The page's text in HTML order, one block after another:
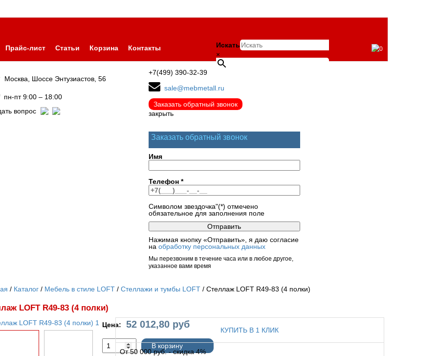
Прайс-лист Статьи Корзина Контакты
Искать
×
0
Москва, Шоссе Энтузиастов, 56
пн-пт 9:00 – 18:00
вопрос
+7(499) 390-32-39
sale@mebmetall.ru
Заказать обратный звонок
закрыть
Заказать обратный звонок
Имя
Телефон *
Символом звездочка"(*) отмечено
обязательное для заполнения поле
Нажимая кнопку «Отправить», я даю согласие
на обработку персональных данных
Мы перезвоним в течение часа или в любое другое,
указанное вами время
Каталог Мебель в стиле LOFT Стеллажи и тумбы LOFT Стеллаж LOFT R49-83 (4 полки)
LOFT R49-83 (4 полки)
Цена: 52 012,80 руб
В корзину
КУПИТЬ В 1 КЛИК
От 50 000 руб. - скидка 4%